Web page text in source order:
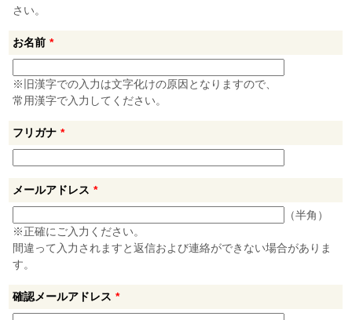
さい。
お名前 *
※旧漢字での入力は文字化けの原因となりますので、
常用漢字で入力してください。
フリガナ *
メールアドレス *
（半角）
※正確にご入力ください。
間違って入力されますと返信および連絡ができない場合がありま
す。
確認メールアドレス *